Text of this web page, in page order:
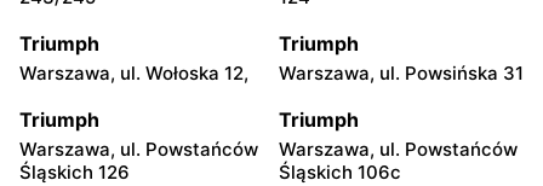
Triumph
Warszawa, ul. Wołoska 12,
Triumph
Warszawa, ul. Powsińska 31
Triumph
Warszawa, ul. Powstańców
Śląskich 126
Triumph
Warszawa, ul. Powstańców
Śląskich 106c